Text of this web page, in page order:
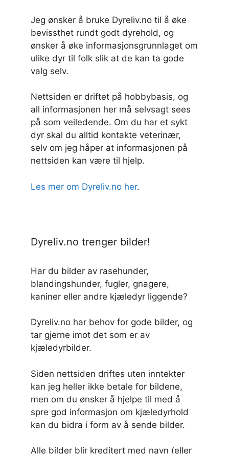
Jeg ønsker å bruke Dyreliv.no til å øke
bevissthet rundt godt dyrehold, og
ønsker å øke informasjonsgrunnlaget om
ulike dyr til folk slik at de kan ta gode
valg selv.
Nettsiden er driftet på hobbybasis, og
all informasjonen her må selvsagt sees
på som veiledende. Om du har et sykt
dyr skal du alltid kontakte veterinær,
selv om jeg håper at informasjonen på
nettsiden kan være til hjelp.
Les mer om Dyreliv.no her.
Dyreliv.no trenger bilder!
Har du bilder av rasehunder,
blandingshunder, fugler, gnagere,
kaniner eller andre kjæledyr liggende?
Dyreliv.no har behov for gode bilder, og
tar gjerne imot det som er av
kjæledyrbilder.
Siden nettsiden driftes uten inntekter
kan jeg heller ikke betale for bildene,
men om du ønsker å hjelpe til med å
spre god informasjon om kjæledyrhold
kan du bidra i form av å sende bilder.
Alle bilder blir kreditert med navn (eller